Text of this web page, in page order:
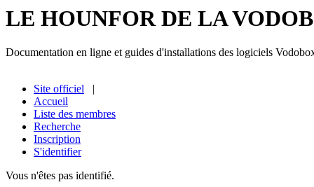
LE HOUNFOR DE LA
Documentation en ligne et guides d'installations des logiciels
Site officiel |
Accueil
Liste des membres
Recherche
Inscription
S'identifier
Vous n'êtes pas identifié.